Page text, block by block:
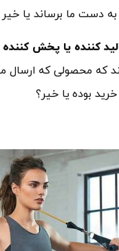
دست ما برساند یا
کننده یا پخش
که محصولی که ارسال
بوده یا خیر؟